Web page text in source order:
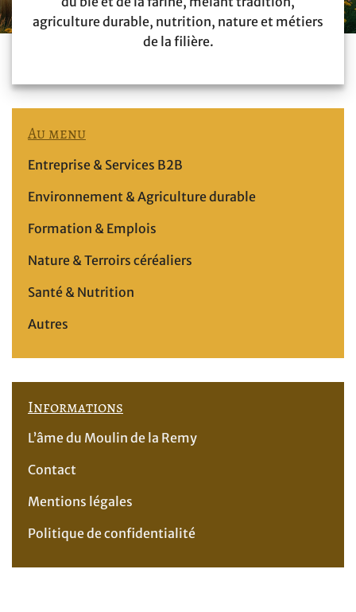
agriculture durable, nutrition, nature et métiers
de la filière.
Au menu
Entreprise & Services B2B
Environnement & Agriculture durable
Formation & Emplois
Nature & Terroirs céréaliers
Santé & Nutrition
Autres
Informations
L’âme du Moulin de la Remy
Contact
Mentions légales
Politique de confidentialité